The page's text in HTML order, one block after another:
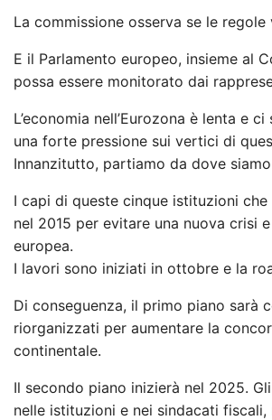
La commissione osserva se le
E il Parlamento europeo, insieme al
possa essere monitorato dai
L’economia nell’Eurozona è lenta e
una forte pressione sui vertici di
Innanzitutto, partiamo da dove
I capi di queste cinque istituzioni
nel 2015 per evitare una nuova crisi
europea.
I lavori sono iniziati in ottobre e la
Di conseguenza, il primo piano sarà
riorganizzati per aumentare la
continentale.
Il secondo piano inizierà nel 2025.
nelle istituzioni e nei sindacati